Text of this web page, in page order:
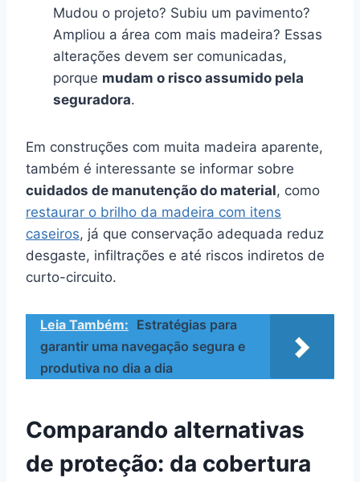
Mudou o projeto? Subiu um pavimento?
Ampliou a área com mais madeira? Essas
alterações devem ser comunicadas,
porque mudam o risco assumido pela
seguradora.
Em construções com muita madeira aparente,
também é interessante se informar sobre
cuidados de manutenção do material, como
restaurar o brilho da madeira com itens
caseiros, já que conservação adequada reduz
desgaste, infiltrações e até riscos indiretos de
curto-circuito.
Leia Também: Estratégias para
garantir uma navegação segura e
produtiva no dia a dia
Comparando alternativas
de proteção: da cobertura